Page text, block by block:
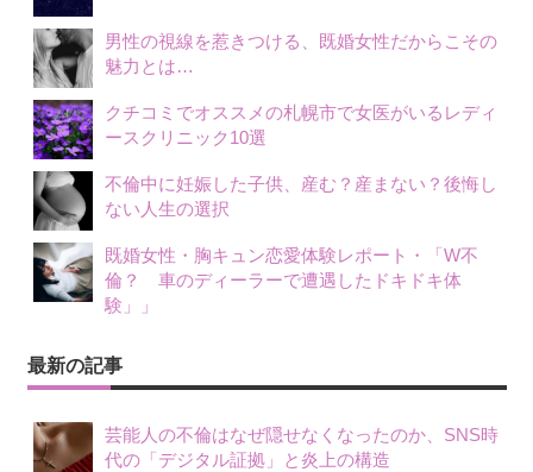
男性の視線を惹きつける、既婚女性だからこその
魅力とは…
クチコミでオススメの札幌市で女医がいるレディ
ースクリニック10選
不倫中に妊娠した子供、産む？産まない？後悔し
ない人生の選択
既婚女性・胸キュン恋愛体験レポート・「W不
倫？ 車のディーラーで遭遇したドキドキ体
験」」
最新の記事
芸能人の不倫はなぜ隠せなくなったのか、SNS時
代の「デジタル証拠」と炎上の構造